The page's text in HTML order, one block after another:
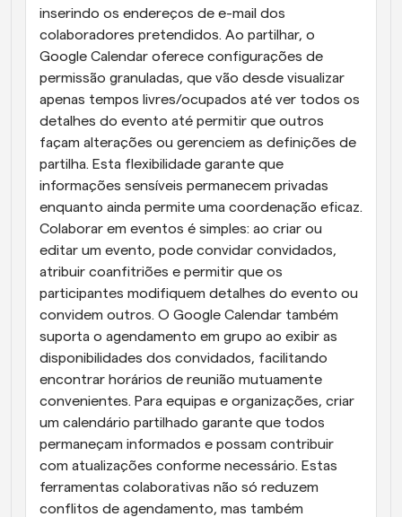
inserindo os endereços de e-mail dos
colaboradores pretendidos. Ao partilhar, o
Google Calendar oferece configurações de
permissão granuladas, que vão desde visualizar
apenas tempos livres/ocupados até ver todos os
detalhes do evento até permitir que outros
façam alterações ou gerenciem as definições de
partilha. Esta flexibilidade garante que
informações sensíveis permanecem privadas
enquanto ainda permite uma coordenação eficaz.
Colaborar em eventos é simples: ao criar ou
editar um evento, pode convidar convidados,
atribuir coanfitriões e permitir que os
participantes modifiquem detalhes do evento ou
convidem outros. O Google Calendar também
suporta o agendamento em grupo ao exibir as
disponibilidades dos convidados, facilitando
encontrar horários de reunião mutuamente
convenientes. Para equipas e organizações, criar
um calendário partilhado garante que todos
permaneçam informados e possam contribuir
com atualizações conforme necessário. Estas
ferramentas colaborativas não só reduzem
conflitos de agendamento, mas também